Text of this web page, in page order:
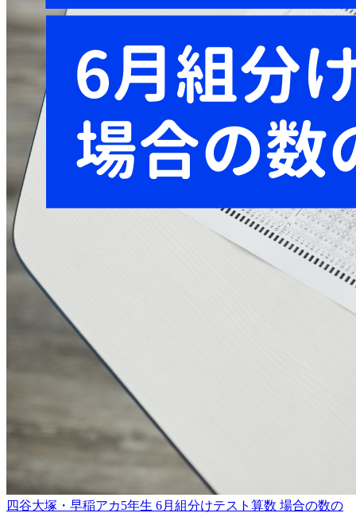
四谷大塚・早稲アカ5年生 6月組分けテスト算数 場合の数の